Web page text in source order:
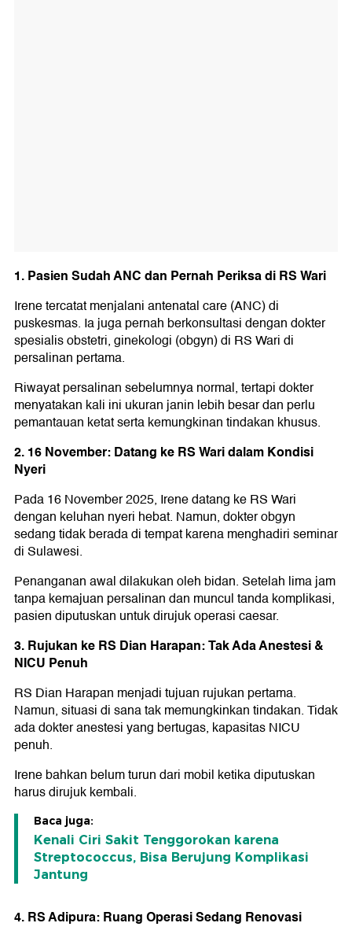
1. Pasien Sudah ANC dan Pernah Periksa di RS Wari
Irene tercatat menjalani antenatal care (ANC) di
puskesmas. Ia juga pernah berkonsultasi dengan dokter
spesialis obstetri, ginekologi (obgyn) di RS Wari di
persalinan pertama.
Riwayat persalinan sebelumnya normal, tertapi dokter
menyatakan kali ini ukuran janin lebih besar dan perlu
pemantauan ketat serta kemungkinan tindakan khusus.
2. 16 November: Datang ke RS Wari dalam Kondisi
Nyeri
Pada 16 November 2025, Irene datang ke RS Wari
dengan keluhan nyeri hebat. Namun, dokter obgyn
sedang tidak berada di tempat karena menghadiri seminar
di Sulawesi.
Penanganan awal dilakukan oleh bidan. Setelah lima jam
tanpa kemajuan persalinan dan muncul tanda komplikasi,
pasien diputuskan untuk dirujuk operasi caesar.
3. Rujukan ke RS Dian Harapan: Tak Ada Anestesi &
NICU Penuh
RS Dian Harapan menjadi tujuan rujukan pertama.
Namun, situasi di sana tak memungkinkan tindakan. Tidak
ada dokter anestesi yang bertugas, kapasitas NICU
penuh.
Irene bahkan belum turun dari mobil ketika diputuskan
harus dirujuk kembali.
Baca juga:
Kenali Ciri Sakit Tenggorokan karena
Streptococcus, Bisa Berujung Komplikasi
Jantung
4. RS Adipura: Ruang Operasi Sedang Renovasi